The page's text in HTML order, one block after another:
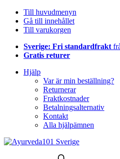
Till huvudmenyn
Gå till innehållet
Till varukorgen
Sverige: Fri standardfrakt
Gratis returer
Hjälp
Var är min beställning?
Returnerar
Fraktkostnader
Betalningsalternativ
Kontakt
Alla hjälpämnen